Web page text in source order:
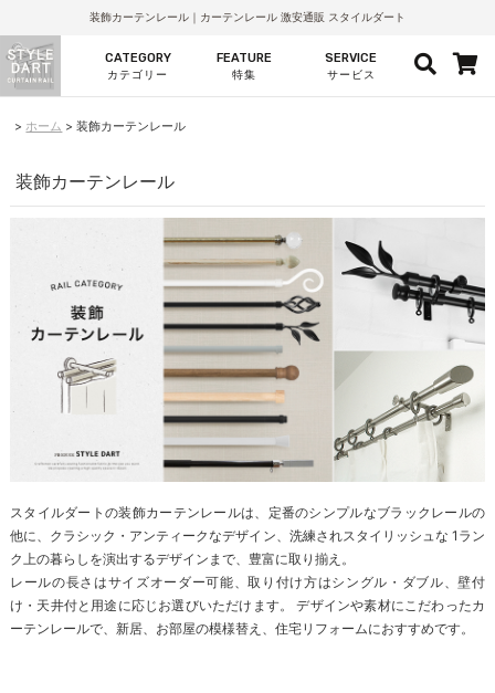
装飾カーテンレール｜カーテンレール 激安通販 スタイルダート
CATEGORY
カテゴリー
FEATURE
特集
SERVICE
サービス
ホーム 装飾カーテンレール
装飾カーテンレール
スタイルダートの装飾カーテンレールは、定番のシンプルなブラックレールの
他に、クラシック・アンティークなデザイン、洗練されスタイリッシュな 1ラン
ク上の暮らしを演出するデザインまで、豊富に取り揃え。
レールの長さはサイズオーダー可能、取り付け方はシングル・ダブル、壁付
け・天井付と用途に応じお選びいただけます。 デザインや素材にこだわったカ
ーテンレールで、新居、お部屋の模様替え、住宅リフォームにおすすめです。